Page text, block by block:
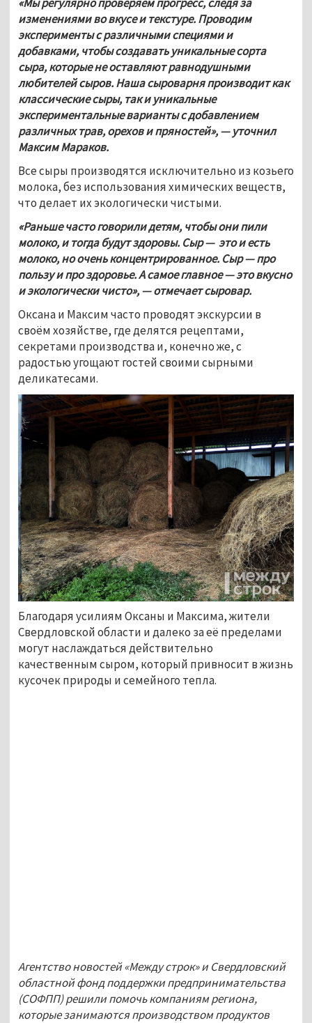
изменениями во вкусе и текстуре. Проводим
эксперименты с различными специями и
добавками, чтобы создавать уникальные сорта
сыра, которые не оставляют равнодушными
любителей сыров. Наша сыроварня производит как
классические сыры, так и уникальные
экспериментальные варианты с добавлением
различных трав, орехов и пряностей», — уточнил
Максим Мараков.
Все сыры производятся исключительно из козьего
молока, без использования химических веществ,
что делает их экологически чистыми.
«Раньше часто говорили детям, чтобы они пили
молоко, и тогда будут здоровы. Сыр —  это и есть
молоко, но очень концентрированное. Сыр — про
пользу и про здоровье. А самое главное — это вкусно
и экологически чисто», — отмечает сыровар.
Оксана и Максим часто проводят экскурсии в
своём хозяйстве, где делятся рецептами,
секретами производства и, конечно же, с
радостью угощают гостей своими сырными
деликатесами.
Благодаря усилиям Оксаны и Максима, жители
Свердловской области и далеко за её пределами
могут наслаждаться действительно
качественным сыром, который привносит в жизнь
кусочек природы и семейного тепла.
Агентство новостей «Между строк» и Свердловский
областной фонд поддержки предпринимательства
(СОФПП) решили помочь компаниям региона,
которые занимаются производством продуктов